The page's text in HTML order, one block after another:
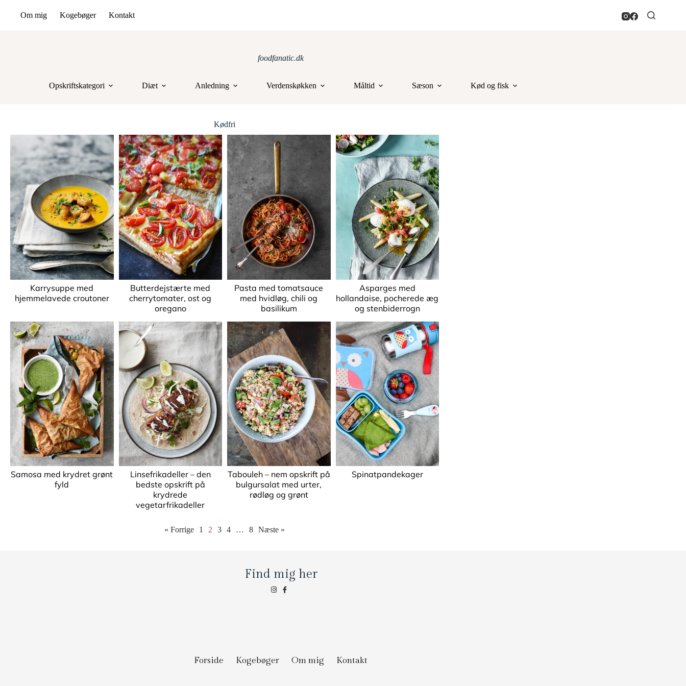
Om mig Kogebøger Kontakt
foodfanatic.dk
Opskriftskategori Diæt Anledning Verdenskøkken Måltid Sæson Kød og fisk
Kødfri
Karrysuppe med
hjemmelavede croutoner
Butterdejstærte med
cherrytomater, ost og
oregano
Pasta med tomatsauce
med hvidløg, chili og
basilikum
Asparges med
hollandaise, pocherede æg
og stenbiderrogn
Samosa med krydret grønt
fyld
Linsefrikadeller – den
bedste opskrift på
krydrede
vegetarfrikadeller
Tabouleh – nem opskrift på
bulgursalat med urter,
rødløg og grønt
Spinatpandekager
« Forrige 1 2 3 4 … 8 Næste »
Find mig her
Forside Kogebøger Om mig Kontakt